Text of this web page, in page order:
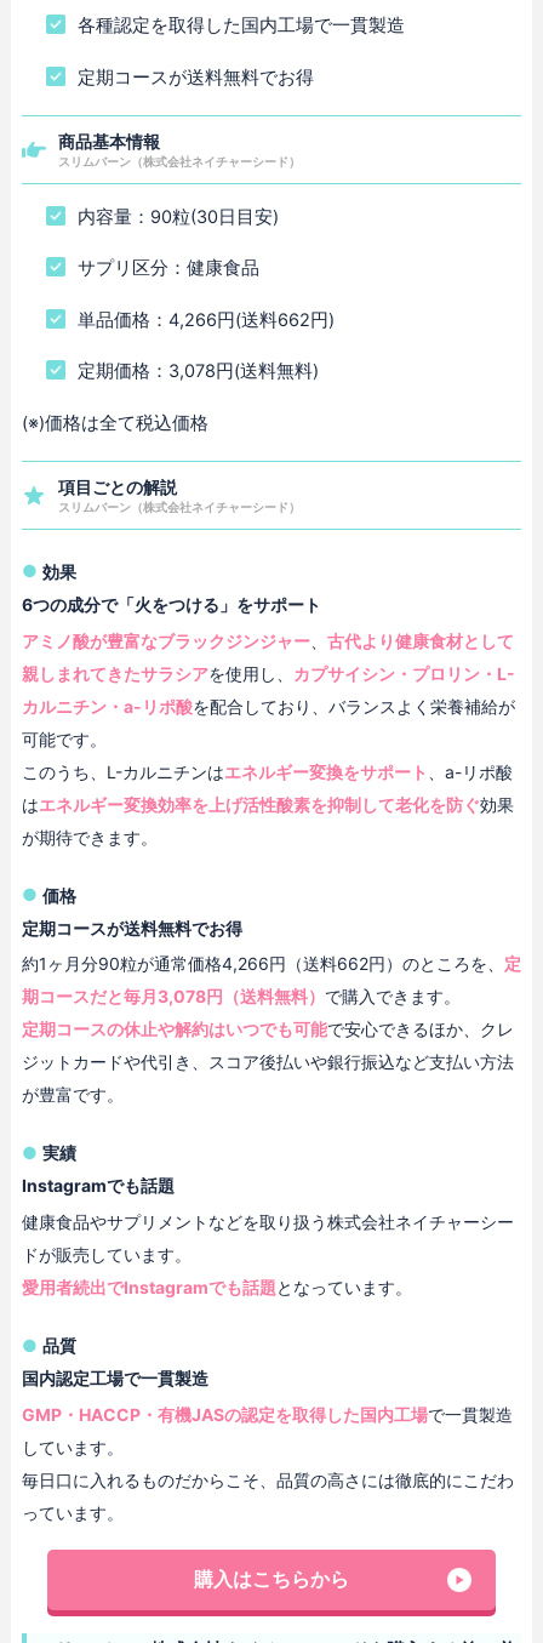
各種認定を取得した国内工場で一貫製造
定期コースが送料無料でお得
商品基本情報
スリムバーン（株式会社ネイチャーシード）
内容量：90粒(30日目安)
サプリ区分：健康食品
単品価格：4,266円(送料662円)
定期価格：3,078円(送料無料)
(※)価格は全て税込価格
項目ごとの解説
スリムバーン（株式会社ネイチャーシード）
効果
6つの成分で「火をつける」をサポート
アミノ酸が豊富なブラックジンジャー、 古代より健康食材として
親しまれてきたサラシアを使用し、
カプサイシン・プロリン・L-
カルニチン・a-リポ酸を配合しており、バランスよく栄養補給が
可能です。
このうち、L-カルニチンはエネルギー変換をサポート
、a-リポ酸
はエネルギー変換効率を上げ活性酸素を抑制して老化を防ぐ効果
が期待できます。
価格
定期コースが送料無料でお得
約1ヶ月分90粒が通常価格4,266円（送料662円）のところを、 定
期コースだと毎月3,078円（送料無料） で購入できます。
定期コースの休止や解約はいつでも可能で安心できるほか、クレ
ジットカードや代引き、スコア後払いや銀行振込など支払い方法
が豊富です。
実績
Instagramでも話題
健康食品やサプリメントなどを取り扱う株式会社ネイチャーシー
ドが販売しています。
愛用者続出でInstagramでも話題となっています。
品質
国内認定工場で一貫製造
GMP・HACCP・有機JASの認定を取得した国内工場で一貫製造
しています。
毎日口に入れるものだからこそ、品質の高さには徹底的にこだわ
っています。
購入はこちらから